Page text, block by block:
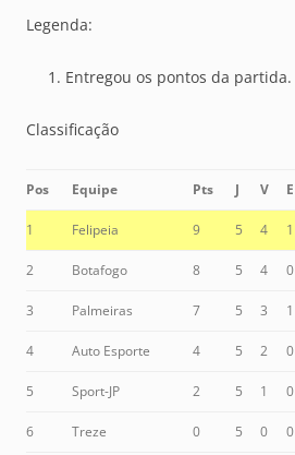
Legenda:
Entregou os pontos da partida.
Classificação
Pos Equipe Pts J V E
1 Felipeia 9 5 4 1
2 Botafogo 8 5 4 0
3 Palmeiras 7 5 3 1
4 Auto Esporte 4 5 2 0
5 Sport-JP 2 5 1 0
6 Treze 0 5 0 0